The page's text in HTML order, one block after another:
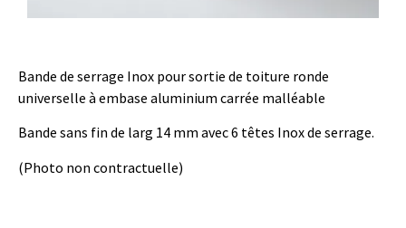
Bande de serrage Inox pour sortie de toiture ronde
universelle à embase aluminium carrée malléable
Bande sans fin de larg 14 mm avec 6 têtes Inox de serrage.
(Photo non contractuelle)